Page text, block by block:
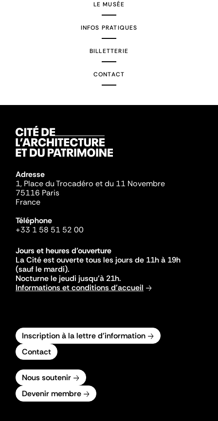
LE MUSÉE
INFOS PRATIQUES
BILLETTERIE
CONTACT
Adresse
1, Place du Trocadéro et du 11 Novembre
75116 Paris
France
Téléphone
+33 1 58 51 52 00
Jours et heures d'ouverture
La Cité est ouverte tous les jours de 11h à 19h
(sauf le mardi).
Nocturne le jeudi jusqu'à 21h.
Informations et conditions d'accueil
Inscription à la lettre d'information
Contact
Nous soutenir
Devenir membre